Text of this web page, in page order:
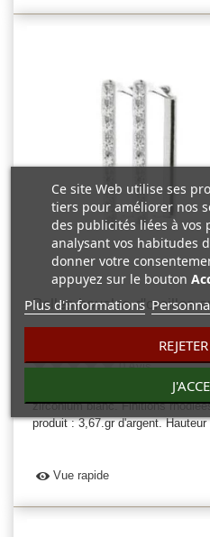
Belles boucles d'oreilles
0 Avis
Belles boucles d'oreilles,demi
zirconium blanc. Finitions
produit : 3,67.gr d'argent.
Vue rapide
Ce site Web utilise ses
tiers pour améliorer nos
des publicités liées à vos
analysant vos habitudes
donner votre
appuyez sur le bouton
Plus d'informations